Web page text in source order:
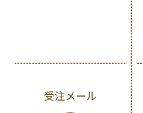
受注メール